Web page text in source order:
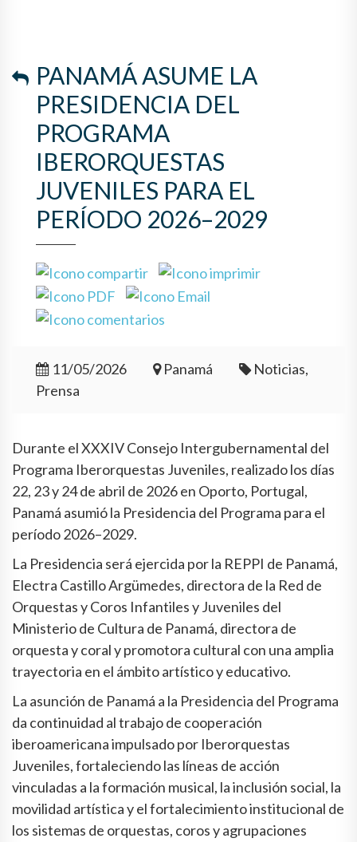
PANAMÁ ASUME LA
PRESIDENCIA DEL
PROGRAMA
IBERORQUESTAS
JUVENILES PARA EL
PERÍODO 2026–2029
11/05/2026 Panamá
Noticias,
Prensa
Durante el XXXIV Consejo Intergubernamental del
Programa Iberorquestas Juveniles, realizado los días
22, 23 y 24 de abril de 2026 en Oporto, Portugal,
Panamá asumió la Presidencia del Programa para el
período 2026–2029.
La Presidencia será ejercida por la REPPI de Panamá,
Electra Castillo Argümedes, directora de la Red de
Orquestas y Coros Infantiles y Juveniles del
Ministerio de Cultura de Panamá, directora de
orquesta y coral y promotora cultural con una amplia
trayectoria en el ámbito artístico y educativo.
La asunción de Panamá a la Presidencia del Programa
da continuidad al trabajo de cooperación
iberoamericana impulsado por Iberorquestas
Juveniles, fortaleciendo las líneas de acción
vinculadas a la formación musical, la inclusión social, la
movilidad artística y el fortalecimiento institucional de
los sistemas de orquestas, coros y agrupaciones